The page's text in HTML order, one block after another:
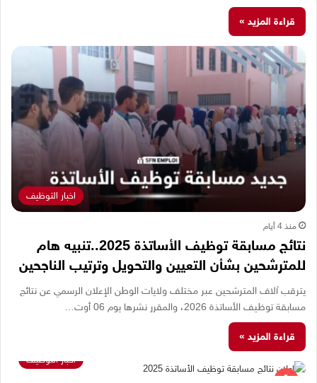
قراءة المزيد »
اخبار التوظيف
منذ 4 أيام
نتائج مسابقة توظيف الأساتذة 2025..تنبيه هام
للمترشحين بشأن التعيين والتحويل وترتيب الناجحين
يترقب آلاف المترشحين عبر مختلف ولايات الوطن الإعلان الرسمي عن نتائج
مسابقة توظيف الأساتذة 2026، والمقرر نشرها يوم 06 أوت…
قراءة المزيد »
اخبار التوظيف